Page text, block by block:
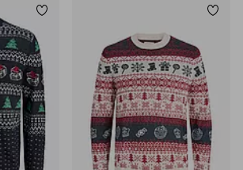
Tilføj til favoritter
2XL